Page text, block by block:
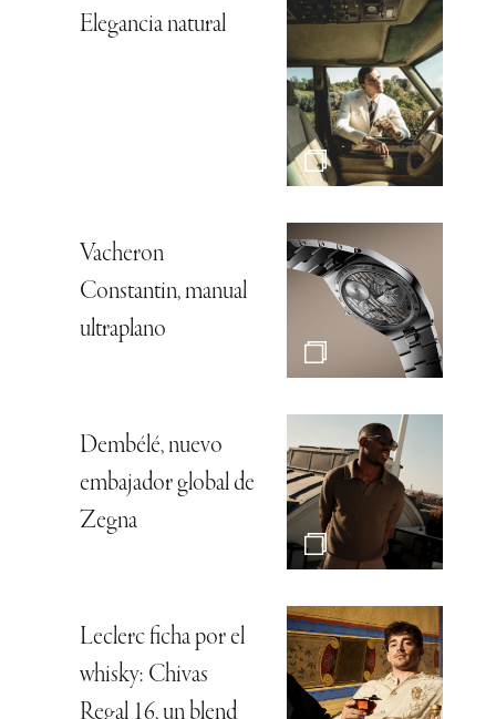
Elegancia natural
Vacheron
Constantin, manual
ultraplano
Dembélé, nuevo
embajador global de
Zegna
Leclerc ficha por el
whisky: Chivas